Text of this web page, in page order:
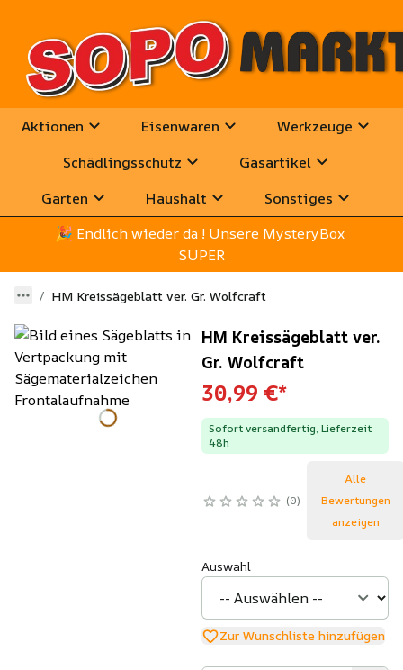
Aktionen Eisenwaren
Werkzeuge
Schädlingsschutz
Gasartikel
Garten
Haushalt
Sonstiges
🎉 Endlich wieder da ! Unsere MysteryBox
SUPER
HM Kreissägeblatt ver. Gr. Wolfcraft
HM Kreissägeblatt ver.
Gr. Wolfcraft
30,99 €*
Sofort versandfertig, Lieferzeit
48h
0
Alle
Bewertungen
anzeigen
Auswahl
Zur Wunschliste hinzufügen